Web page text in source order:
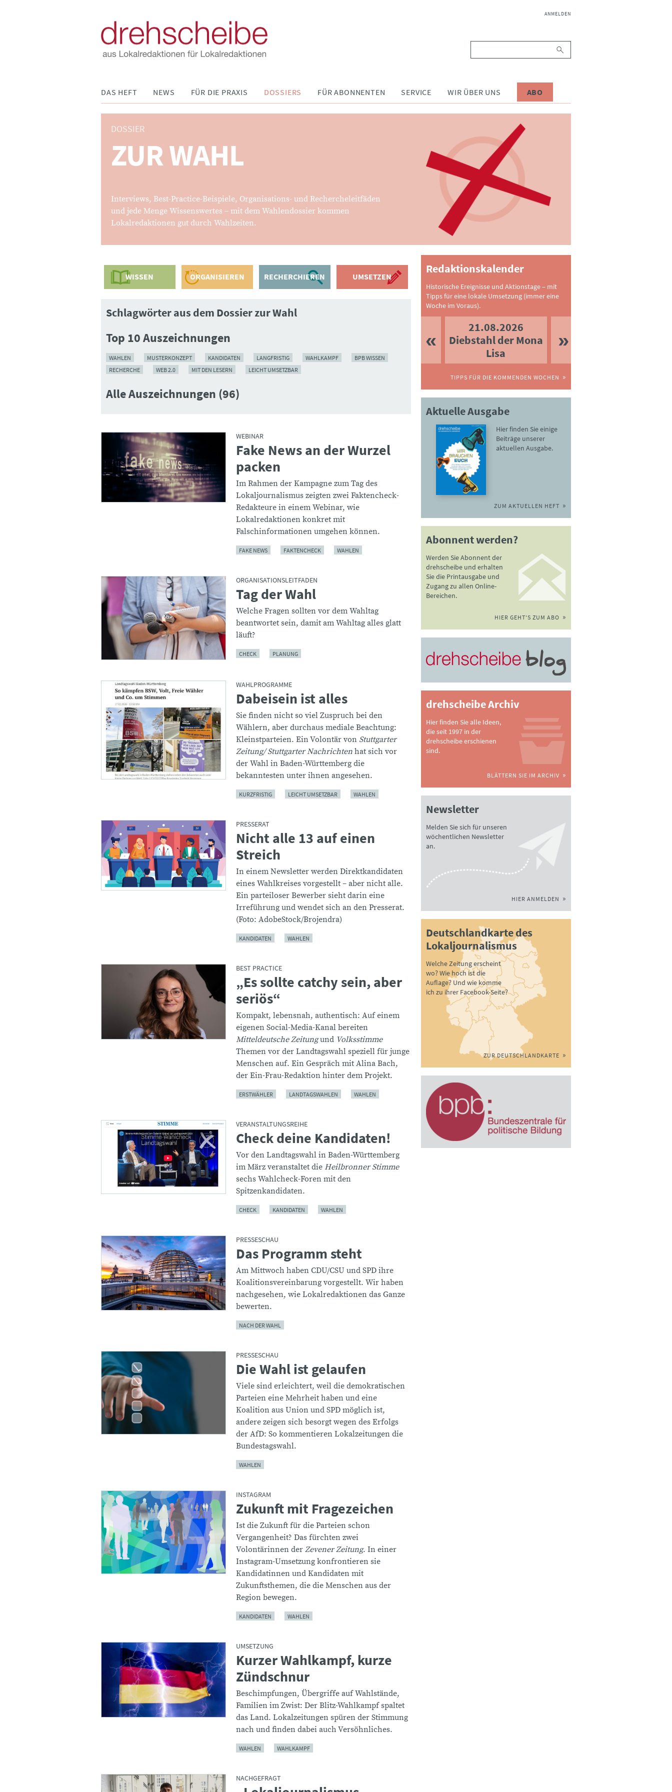
NAVIGATION
ANMELDEN
DAS HEFT NEWS FÜR DIE PRAXIS DOSSIERS FÜR ABONNENTEN SERVICE WIR ÜBER UNS ABO
DOSSIER
ZUR WAHL
Interviews, Best-Practice-Beispiele, Organisations- und Rechercheleitfäden
und jede Menge Wissenswertes – mit dem Wahlendossier kommen
Lokalredaktionen gut durch Wahlzeiten.
WISSEN ORGANISIEREN RECHERCHIEREN UMSETZEN
Schlagwörter aus dem Dossier zur Wahl
Top 10 Auszeichnungen
WAHLEN MUSTERKONZEPT KANDIDATEN LANGFRISTIG WAHLKAMPF
BPB WISSEN
RECHERCHE
WEB 2.0 MIT DEN LESERN LEICHT UMSETZBAR
Alle Auszeichnungen (96)
WEBINAR
:Fake News an der Wurzel
packen
Im Rahmen der Kampagne zum Tag des
Lokaljournalismus zeigten zwei Faktencheck-
Redakteure in einem Webinar, wie
Lokalredaktionen konkret mit
Falschinformationen umgehen können.
FAKE NEWS FAKTENCHECK WAHLEN
ORGANISATIONSLEITFADEN
:Tag der Wahl
Welche Fragen sollten vor dem Wahltag
beantwortet sein, damit am Wahltag alles glatt
läuft?
CHECK PLANUNG
WAHLPROGRAMME
:Dabeisein ist alles
Sie finden nicht so viel Zuspruch bei den
Wählern, aber durchaus mediale Beachtung:
Kleinstparteien. Ein Volontär von Stuttgarter
Zeitung/ Stuttgarter Nachrichten hat sich vor
der Wahl in Baden-Württemberg die
bekanntesten unter ihnen angesehen.
KURZFRISTIG LEICHT UMSETZBAR WAHLEN
PRESSERAT
:Nicht alle 13 auf einen
Streich
In einem Newsletter werden Direktkandidaten
eines Wahlkreises vorgestellt – aber nicht alle.
Ein parteiloser Bewerber sieht darin eine
Irreführung und wendet sich an den Presserat.
(Foto: AdobeStock/Brojendra)
KANDIDATEN WAHLEN
BEST PRACTICE
„Es sollte catchy sein, aber
seriös“
Kompakt, lebensnah, authentisch: Auf einem
eigenen Social-Media-Kanal bereiten
Mitteldeutsche Zeitungund Volksstimme
Themen vor der Landtagswahl speziell für junge
Menschen auf. Ein Gespräch mit Alina Bach,
der Ein-Frau-Redaktion hinter dem Projekt.
ERSTWÄHLER LANDTAGSWAHLEN WAHLEN
VERANSTALTUNGSREIHE
:Check deine Kandidaten!
Vor den Landtagswahl in Baden-Württemberg
im März veranstaltet die Heilbronner Stimme
sechs Wahlcheck-Foren mit den
Spitzenkandidaten.
CHECK KANDIDATEN WAHLEN
PRESSESCHAU
:Das Programm steht
Am Mittwoch haben CDU/CSU und SPD ihre
Koalitionsvereinbarung vorgestellt. Wir haben
nachgesehen, wie Lokalredaktionen das Ganze
bewerten.
NACH DER WAHL
PRESSESCHAU
:Die Wahl ist gelaufen
Viele sind erleichtert, weil die demokratischen
Parteien eine Mehrheit haben und eine
Koalition aus Union und SPD möglich ist,
andere zeigen sich besorgt wegen des Erfolgs
der AfD: So kommentieren Lokalzeitungen die
Bundestagswahl.
WAHLEN
INSTAGRAM
:Zukunft mit Fragezeichen
Ist die Zukunft für die Parteien schon
Vergangenheit? Das fürchten zwei
Volontärinnen der Zevener Zeitung. In einer
Instagram-Umsetzung konfrontieren sie
Kandidatinnen und Kandidaten mit
Zukunftsthemen, die die Menschen aus der
Region bewegen.
KANDIDATEN WAHLEN
UMSETZUNG
:Kurzer Wahlkampf, kurze
Zündschnur
Beschimpfungen, Übergriffe auf Wahlstände,
Familien im Zwist: Der Blitz-Wahlkampf spaltet
das Land. Lokalzeitungen spüren der Stimmung
nach und finden dabei auch Versöhnliches.
WAHLEN WAHLKAMPF
NACHGEFRAGT
Redaktionskalender
Historische Ereignisse und Aktionstage – mit
Tipps für eine lokale Umsetzung (immer eine
Woche im Voraus).
21.08.2026
Diebstahl der Mona
Lisa
TIPPS FÜR DIE KOMMENDEN WOCHEN
Aktuelle Ausgabe
Hier finden Sie einige
Beiträge unserer
aktuellen Ausgabe.
ZUM AKTUELLEN HEFT
Abonnent werden?
Werden Sie Abonnent der
drehscheibe und erhalten
Sie die Printausgabe und
Zugang zu allen Online-
Bereichen.
HIER GEHT'S ZUM ABO
drehscheibe Archiv
Hier finden Sie alle Ideen,
die seit 1997 in der
drehscheibe erschienen
sind.
BLÄTTERN SIE IM ARCHIV
Newsletter
Melden Sie sich für unseren
wöchentlichen Newsletter
an.
HIER ANMELDEN
Deutschlandkarte des
Lokaljournalismus
Welche Zeitung erscheint
wo? Wie hoch ist die
Auflage? Und wie komme
ich zu ihrer Facebook-Seite?
ZUR DEUTSCHLANDKARTE